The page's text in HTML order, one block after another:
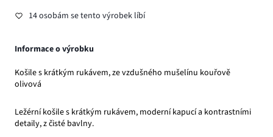
14 osobám se tento výrobek líbí
Informace o výrobku
Košile s krátkým rukávem, ze vzdušného mušelínu kouřově
olivová
Ležérní košile s krátkým rukávem, moderní kapucí a kontrastními
detaily, z čisté bavlny.